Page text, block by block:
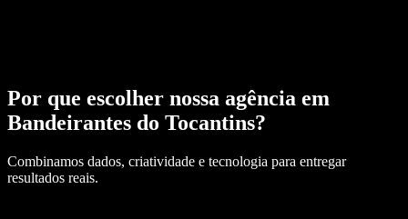
Por que escolher nossa agência em
Bandeirantes do Tocantins?
Combinamos dados, criatividade e tecnologia para entregar
resultados reais.